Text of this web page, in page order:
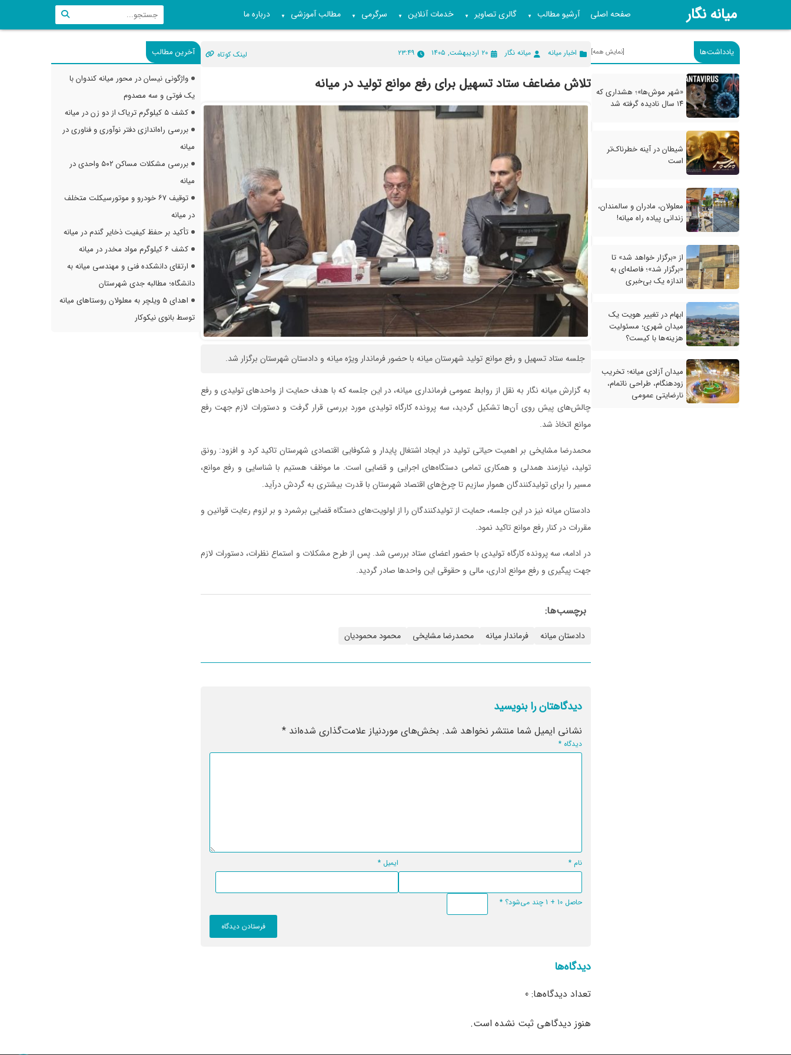
میانه نگار صفحه اصلی آرشیو مطالب ▼ گالری تصاویر ▼ خدمات آنلاین ▼ سرگرمی ▼ مطالب آموزشی ▼ درباره ما
یادداشت‌ها [نمایش همه]
«شهر موش‌ها»؛ هشداری که
۱۴ سال نادیده گرفته شد
شیطان در آینه خطرناک‌تر
است
معلولان، مادران و سالمندان،
زندانی پیاده راه میانه!
از «برگزار خواهد شد» تا
«برگزار شد»؛ فاصله‌ای به
اندازه یک بی‌خبری
ابهام در تغییر هویت یک
میدان شهری؛ مسئولیت
هزینه‌ها با کیست؟
میدان آزادی میانه؛ تخریب
زودهنگام، طراحی ناتمام،
نارضایتی عمومی
اخبار میانه میانه نگار ۲۰ اردیبهشت, ۱۴۰۵ ۲۳:۴۹ لینک کوتاه
تلاش مضاعف ستاد تسهیل برای رفع موانع تولید در میانه
جلسه ستاد تسهیل و رفع موانع تولید شهرستان میانه با حضور فرماندار ویژه میانه و دادستان شهرستان برگزار شد.
به گزارش میانه نگار به نقل از روابط عمومی فرمانداری میانه، در این جلسه که با هدف حمایت از واحدهای تولیدی و رفع
چالش‌های پیش روی آن‌ها تشکیل گردید، سه پرونده کارگاه تولیدی مورد بررسی قرار گرفت و دستورات لازم جهت رفع
موانع اتخاذ شد.
محمدرضا مشایخی بر اهمیت حیاتی تولید در ایجاد اشتغال پایدار و شکوفایی اقتصادی شهرستان تاکید کرد و افزود: رونق
تولید، نیازمند همدلی و همکاری تمامی دستگاه‌های اجرایی و قضایی است. ما موظف هستیم با شناسایی و رفع موانع،
مسیر را برای تولیدکنندگان هموار سازیم تا چرخ‌های اقتصاد شهرستان با قدرت بیشتری به گردش درآید.
دادستان میانه نیز در این جلسه، حمایت از تولیدکنندگان را از اولویت‌های دستگاه قضایی برشمرد و بر لزوم رعایت قوانین و
مقررات در کنار رفع موانع تاکید نمود.
در ادامه، سه پرونده کارگاه تولیدی با حضور اعضای ستاد بررسی شد. پس از طرح مشکلات و استماع نظرات، دستورات لازم
جهت پیگیری و رفع موانع اداری، مالی و حقوقی این واحدها صادر گردید.
برچسب‌ها:
دادستان میانه فرماندار میانه محمدرضا مشایخی محمود محمودیان
دیدگاهتان را بنویسید
نشانی ایمیل شما منتشر نخواهد شد. بخش‌های موردنیاز علامت‌گذاری شده‌اند*
دیدگاه*
نام* ایمیل *
حاصل 10 + 1 چند می‌شود؟ *
دیدگاه‌ها
تعداد دیدگاه‌ها: 0
هنوز دیدگاهی ثبت نشده است.
آخرین مطالب
واژگونی نیسان در محور میانه کندوان با
یک فوتی و سه مصدوم
کشف ۵ کیلوگرم تریاک از دو زن در میانه
بررسی راه‌اندازی دفتر نوآوری و فناوری در
میانه
بررسی مشکلات مساکن ۵۰۲ واحدی در
میانه
توقیف ۶۷ خودرو و موتورسیکلت متخلف
در میانه
تأکید بر حفظ کیفیت ذخایر گندم در میانه
کشف ۶ کیلوگرم مواد مخدر در میانه
ارتقای دانشکده فنی و مهندسی میانه به
دانشگاه؛ مطالبه جدی شهرستان
اهدای ۵ ویلچر به معلولان روستاهای میانه
توسط بانوی نیکوکار